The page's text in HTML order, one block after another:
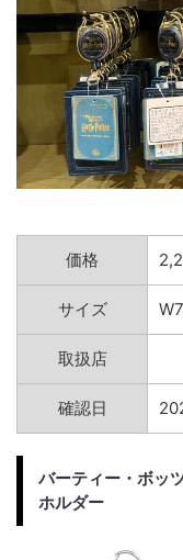
価格
サイズ
取扱店
確認日
バーティー・ボッ
ホルダー